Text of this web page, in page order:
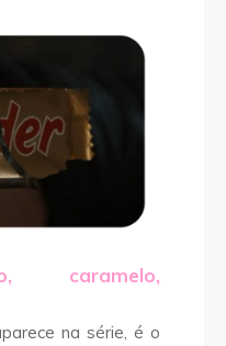
na série, é o